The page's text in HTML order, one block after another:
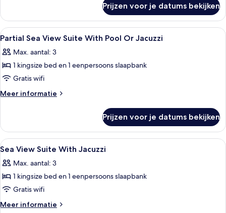
Jacuzzi
laden
Suite
With
Pool
Jacuzzi
Prijzen voor je datums bekijken
Alle
foto's
voor
Partial
Sea
View
Pool
Or
Jacuzzi
laden
Een slaapkamer met een bed,
9
Partial Sea View Suite With Pool Or Jacuzzi
Max. aantal: 3
1 kingsize bed en 1 eenpersoons slaapbank
Gratis wifi
Meer informatie
Meer
Sea
View
Suite
Pool
Or
Prijzen voor je datums bekijken
Alle
foto's
voor
Sea
View
Suite
Een slaapkamer met een bed, een
13
Sea View Suite With Jacuzzi
Max. aantal: 3
1 kingsize bed en 1 eenpersoons slaapbank
Gratis wifi
Meer informatie
Meer